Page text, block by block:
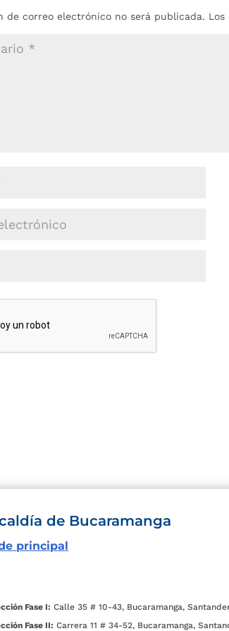
de correo electrónico no será publicada. Los
de Bucaramanga
principal
Fase I: Calle 35 # 10-43, Bucaramanga,
Fase II: Carrera 11 # 34-52, Bucaramanga,